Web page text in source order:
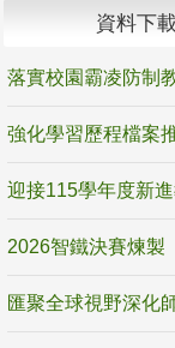
資料下
落實校園霸凌防制
2026智鐵決賽煉製